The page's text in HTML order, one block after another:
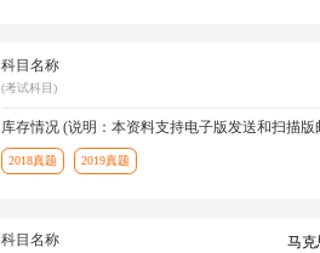
科目名称
(考试科目)
库存情况 (说明：本资料支持电子版发送和扫描版
2018真题 2019真题
科目名称 马克